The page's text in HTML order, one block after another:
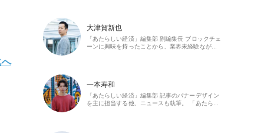
大津賀新也
「あたらしい経済」編集部 副編集長 ブロックチェ
ーンに興味を持ったことから、業界未経験なが…
一本寿和
「あたらしい経済」編集部 記事のバナーデザイン
を主に担当する他、ニュースも執筆。 「あたら…